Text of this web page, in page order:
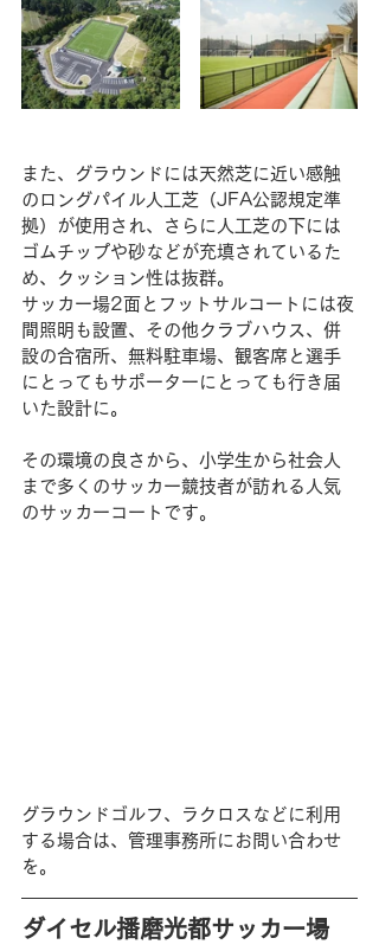
また、グラウンドには天然芝に近い感触
のロングパイル人工芝（JFA公認規定準
拠）が使用され、さらに人工芝の下には
ゴムチップや砂などが充填されているた
め、クッション性は抜群。
サッカー場2面とフットサルコートには夜
間照明も設置、その他クラブハウス、併
設の合宿所、無料駐車場、観客席と選手
にとってもサポーターにとっても行き届
いた設計に。
その環境の良さから、小学生から社会人
まで多くのサッカー競技者が訪れる人気
のサッカーコートです。
グラウンドゴルフ、ラクロスなどに利用
する場合は、管理事務所にお問い合わせ
を。
ダイセル播磨光都サッカー場